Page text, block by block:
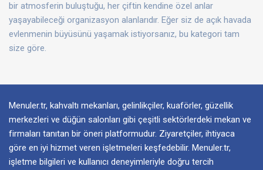
bir atmosferin buluştuğu, her çiftin kendine özel anlar
yaşayabileceği organizasyon alanlarıdır. Eğer siz de açık havada
evlenmenin büyüsünü yaşamak istiyorsanız, bu kategori tam
size göre.
Menuler.tr, kahvaltı mekanları, gelinlikçiler, kuaförler, güzellik
merkezleri ve düğün salonları gibi çeşitli sektörlerdeki mekan ve
firmaları tanıtan bir öneri platformudur. Ziyaretçiler, ihtiyaca
göre en iyi hizmet veren işletmeleri keşfedebilir. Menuler.tr,
işletme bilgileri ve kullanıcı deneyimleriyle doğru tercih